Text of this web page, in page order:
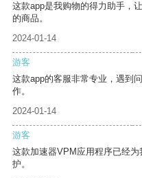
这款app是我购物的得力助手，
的商品。
2024-01-14
游客
这款app的客服非常专业，遇到
作。
2024-01-14
游客
这款加速器VPM应用程序已经
护。